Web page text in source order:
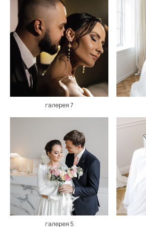
галерея 7
галерея 5